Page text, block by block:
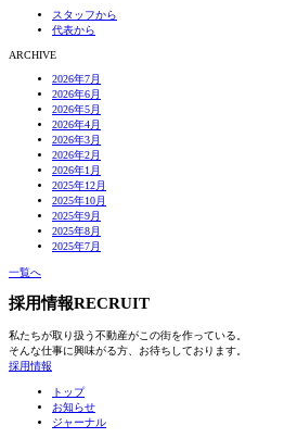
スタッフから
代表から
ARCHIVE
2026年7月
2026年6月
2026年5月
2026年4月
2026年3月
2026年2月
2026年1月
2025年12月
2025年10月
2025年9月
2025年8月
2025年7月
一覧へ
採用情報RECRUIT
私たちが取り扱う不動産がこの街を作っている。
そんな仕事に興味がる方、お待ちしております。
採用情報
トップ
お知らせ
ジャーナル